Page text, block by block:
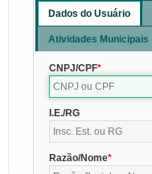
Dados do Usuário
Atividades Municipais
CNPJ/CPF
I.E./RG
Razão/Nome